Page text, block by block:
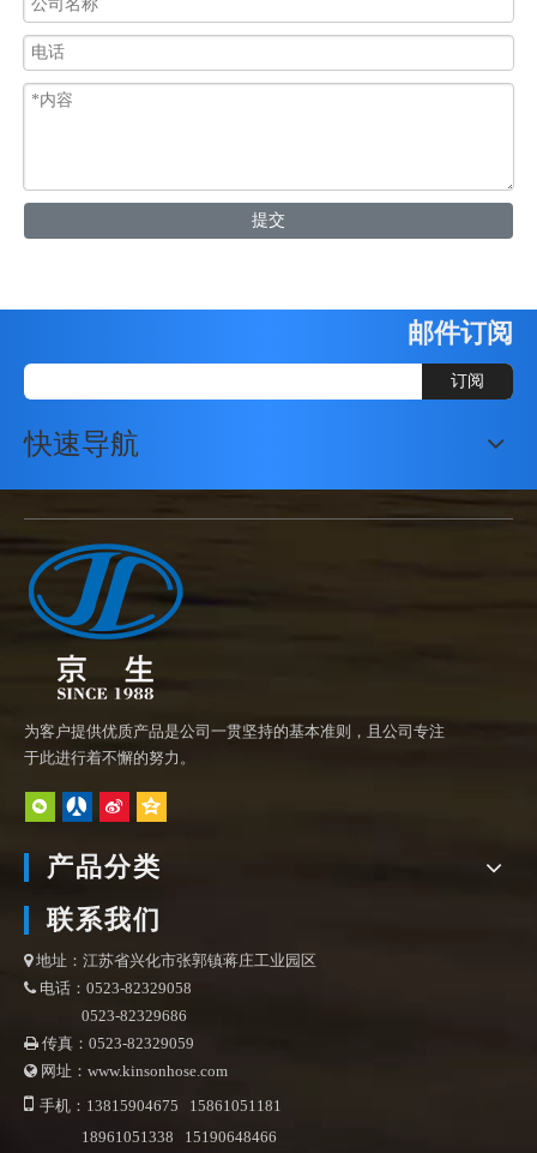
提交
邮件订阅
订阅
快速导航
为客户提供优质产品是公司一贯坚持的基本准则，且公司专注
于此进行着不懈的努力。
产品分类
联系我们
地址：江苏省兴化市张郭镇蒋庄工业园区
 电话：0523-82329058
0523-82329686
 传真：0523-82329059
 网址：www.kinsonhose.com
 手机：13815904675 15861051181
18961051338 15190648466